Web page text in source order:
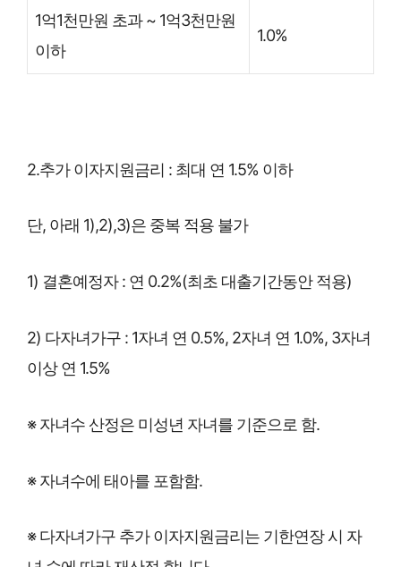
1억1천만원 초과 ~ 1억3천만원
이하
1.0%
2.추가 이자지원금리 : 최대 연 1.5% 이하
단, 아래 1),2),3)은 중복 적용 불가
1) 결혼예정자 : 연 0.2%(최초 대출기간동안 적용)
2) 다자녀가구 : 1자녀 연 0.5%, 2자녀 연 1.0%, 3자녀
이상 연 1.5%
※ 자녀수 산정은 미성년 자녀를 기준으로 함.
※ 자녀수에 태아를 포함함.
※ 다자녀가구 추가 이자지원금리는 기한연장 시 자